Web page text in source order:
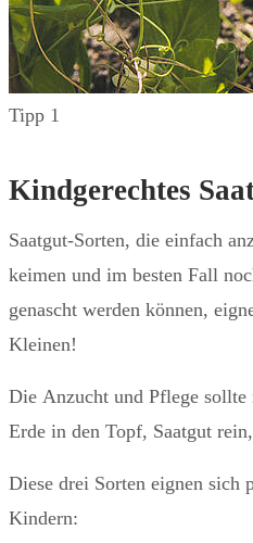
Tipp 1
Kindgerechtes
Saatgut-Sorten, die einfach
keimen und im besten Fall
genascht werden können,
Kleinen!
Die Anzucht und Pflege
Erde in den Topf, Saatgut
Diese drei Sorten eignen sich
Kindern: